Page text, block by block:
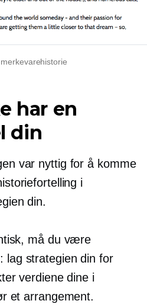
har en
din
var nyttig for å komme
i
din.
må du være
lag strategien din for
verdiene dine i
et arrangement.